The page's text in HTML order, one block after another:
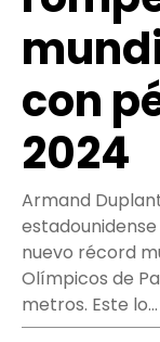
con
2024
Armand
nuevo récord
Olímpicos de
metros. Este lo…